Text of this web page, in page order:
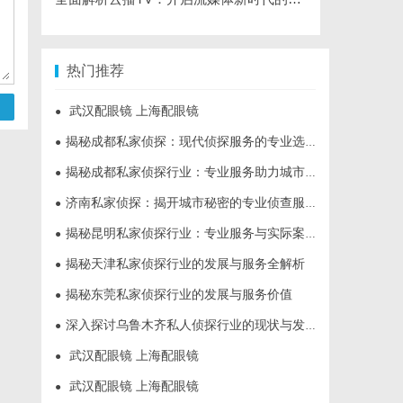
热门推荐
● 武汉配眼镜 上海配眼镜
● 揭秘成都私家侦探：现代侦探服务的专业选择与行业前景
● 揭秘成都私家侦探行业：专业服务助力城市安宁
● 济南私家侦探：揭开城市秘密的专业侦查服务
● 揭秘昆明私家侦探行业：专业服务与实际案例分析
● 揭秘天津私家侦探行业的发展与服务全解析
● 揭秘东莞私家侦探行业的发展与服务价值
● 深入探讨乌鲁木齐私人侦探行业的现状与发展趋势
● 武汉配眼镜 上海配眼镜
● 武汉配眼镜 上海配眼镜